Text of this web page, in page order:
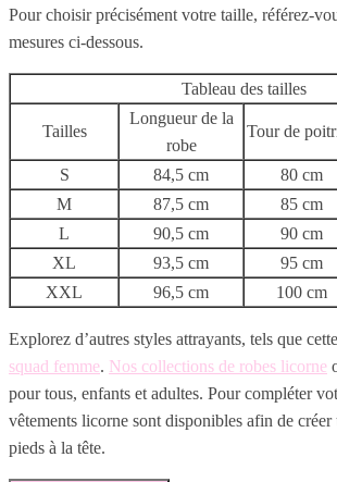
Pour choisir précisément votre taille, référez-
mesures ci-dessous.
Tableau des tailles
Tailles
Longueur de la
robe
Tour de
S
84,5 cm 80 cm
M
87,5 cm 85 cm
L
90,5 cm 90 cm
XL
93,5 cm 95 cm
XXL
96,5 cm 100 cm
Explorez d’autres styles attrayants, tels que cette
squad femme. Nos collections de robes licorne
pour tous, enfants et adultes. Pour compléter
vêtements licorne sont disponibles afin de
pieds à la tête.